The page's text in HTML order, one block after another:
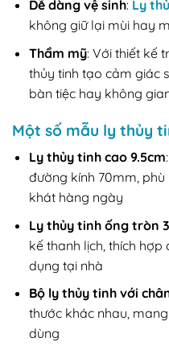
Dễ dàng vệ sinh: Ly
không giữ lại mùi hay
Thẩm mỹ: Với thiết kế
thủy tinh tạo cảm giác
bàn tiệc hay không
Một số mẫu ly thủy
Ly thủy tinh cao 9.5cm
đường kính 70mm,
khát hàng ngày
Ly thủy tinh ống tròn
kế thanh lịch, thích
dụng tại nhà
Bộ ly thủy tinh với
thước khác nhau,
dùng